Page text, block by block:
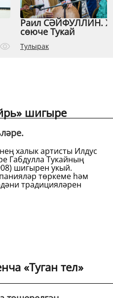
Раил СӘЙФУЛЛИН.
сөюче Тукай
Тулырак
шигыре
халык артисты Илдус
Габдулла Тукайның
шигырен укый.
төркеме һәм
традицияләрен
«Туган тел»